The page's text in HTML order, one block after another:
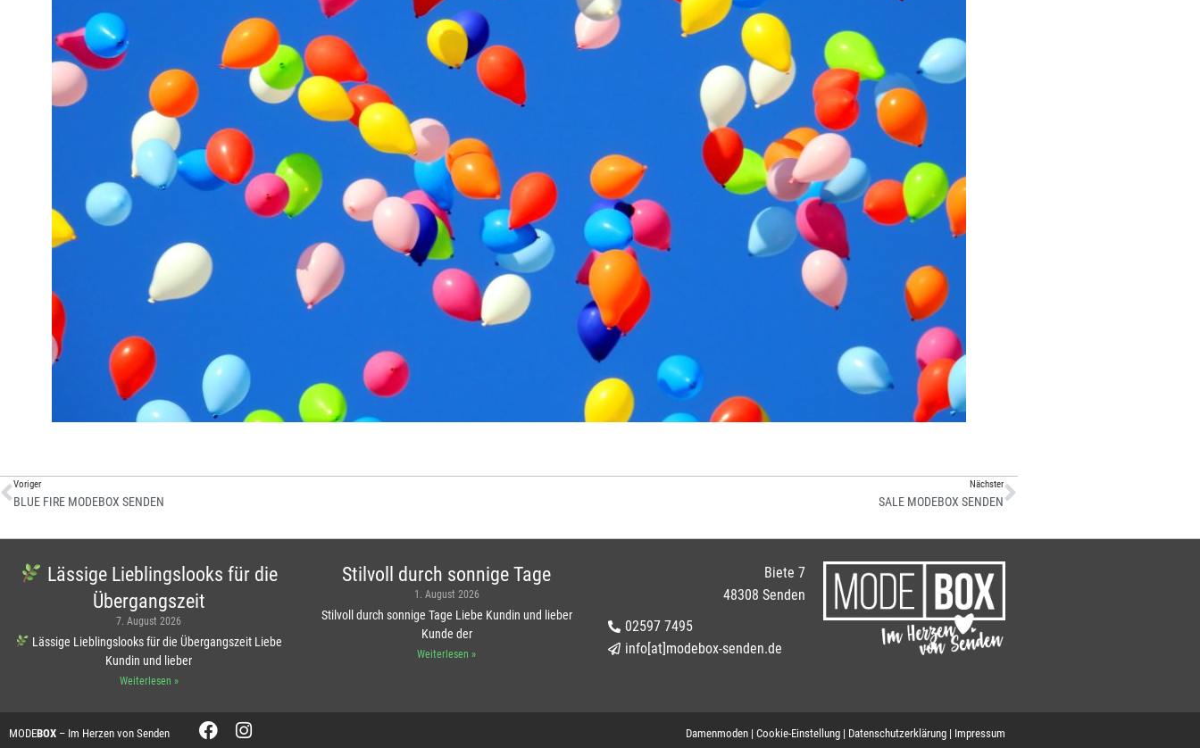
Voriger
BLUE FIRE MODEBOX SENDEN
Nächster
SALE MODEBOX SENDEN
Lässige Lieblingslooks für die
Übergangszeit
7. August 2026
Lässige Lieblingslooks für die Übergangszeit Liebe
Kundin und lieber
Weiterlesen »
Stilvoll durch sonnige Tage
1. August 2026
Stilvoll durch sonnige Tage Liebe Kundin und lieber
Kunde der
Weiterlesen »
Biete 7
48308 Senden
02597 7495
info[at]modebox-senden.de
MODEBOX – Im Herzen von Senden Damenmoden |Cookie-Einstellung | Datenschutzerklärung | Impressum